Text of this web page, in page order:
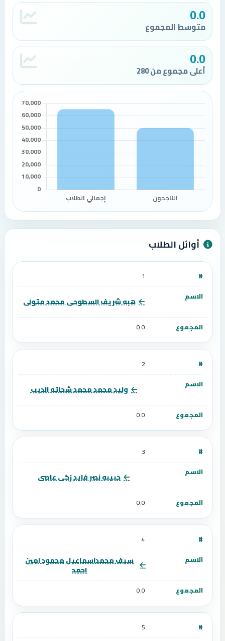
0.0
متوسط المجموع
0.0
أعلى مجموع من 280
أوائل الطلاب
1
هبه شريف السطوحى محمد متولى
0.0
2
وليد محمد محمد شحاته الديب
0.0
3
حبيبه نصر فايد زكى عاصى
0.0
4
سيف محمداسماعيل محمود امين
احمد
0.0
5